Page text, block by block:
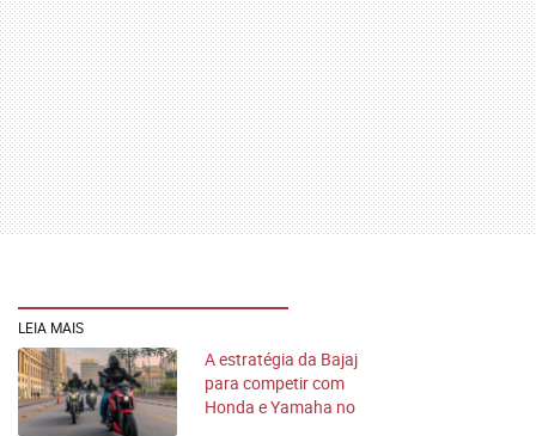
LEIA MAIS
A estratégia da Bajaj
para competir com
Honda e Yamaha no